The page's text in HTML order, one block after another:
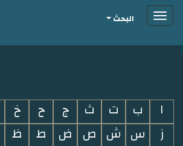
i
Toggleالبحث
ا ب ت ث ج ح خ
ز
س ش ص ض ط ظ